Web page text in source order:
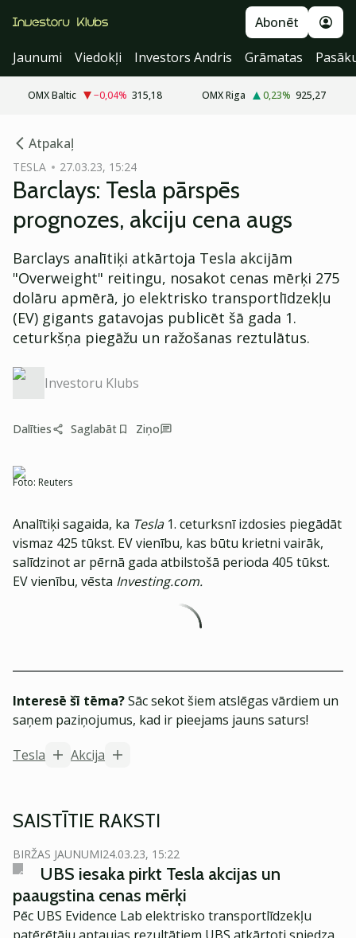
Abonēt
Jaunumi
Viedokļi Investors Andris Grāmatas
OMX Baltic −0,04% 315,18 OMX Riga 0,23% 925,27
Atpakaļ
TESLA 27.03.23, 15:24
Barclays: Tesla pārspēs
prognozes, akciju cena augs
Barclays analītiķi atkārtoja Tesla akcijām
"Overweight" reitingu, nosakot cenas mērķi 275
dolāru apmērā, jo elektrisko transportlīdzekļu
(EV) gigants gatavojas publicēt šā gada 1.
ceturkšņa piegāžu un ražošanas reztulātus.
Investoru Klubs
Dalīties Saglabāt Ziņo
Foto: Reuters
Analītiķi sagaida, ka Tesla1. ceturksnī izdosies piegādāt
vismaz 425 tūkst. EV vienību, kas būtu krietni vairāk,
salīdzinot ar pērnā gada atbilstošā perioda 405 tūkst.
EV vienību, vēsta Investing.com.
Interesē šī tēma?Sāc sekot šiem atslēgas vārdiem un
saņem paziņojumus, kad ir pieejams jauns saturs!
Tesla
Akcija
SAISTĪTIE RAKSTI
BIRŽAS JAUNUMI24.03.23, 15:22
UBS iesaka pirkt Tesla akcijas un
paaugstina cenas mērķi
Pēc UBS Evidence Lab elektrisko transportlīdzekļu